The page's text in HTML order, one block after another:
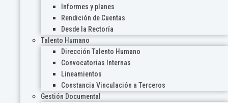
Informes y planes
Rendición de Cuentas
Desde la Rectoría
Talento Humano
Dirección Talento Humano
Convocatorias Internas
Lineamientos
Constancia Vinculación a Terceros
Gestión Documental